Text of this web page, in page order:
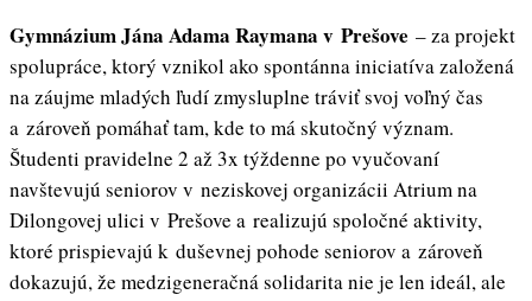
Gymnázium Jána Adama Raymana v Prešove – za projekt
spolupráce, ktorý vznikol ako spontánna iniciatíva založená
na záujme mladých ľudí zmysluplne tráviť svoj voľný čas
a zároveň pomáhať tam, kde to má skutočný význam.
Študenti pravidelne 2 až 3x týždenne po vyučovaní
navštevujú seniorov v neziskovej organizácii Atrium na
Dilongovej ulici v Prešove a realizujú spoločné aktivity,
ktoré prispievajú k duševnej pohode seniorov a zároveň
dokazujú, že medzigeneračná solidarita nie je len ideál, ale